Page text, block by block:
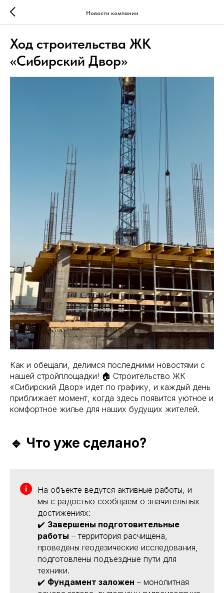
Новости компании
Ход строительства ЖК
«Сибирский Двор»
Как и обещали, делимся последними новостями с
нашей стройплощадки! 🏠 Строительство ЖК
«Сибирский Двор» идет по графику, и каждый день
приближает момент, когда здесь появится уютное и
комфортное жилье для наших будущих жителей.
🔹 Что уже сделано?
На объекте ведутся активные работы, и
мы с радостью сообщаем о значительных
достижениях:
✔️ Завершены подготовительные
работы – территория расчищена,
проведены геодезические исследования,
подготовлены подъездные пути для
техники.
✔️ Фундамент заложен – монолитная